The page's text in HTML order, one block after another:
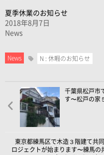
夏季休業のお知らせ
2018年8月7日
News
News N : 休暇のお知らせ
千葉県松戸市
す〜松戸の家
東京都練馬区で木造３階建て共
ロジェクトが始まります〜練馬